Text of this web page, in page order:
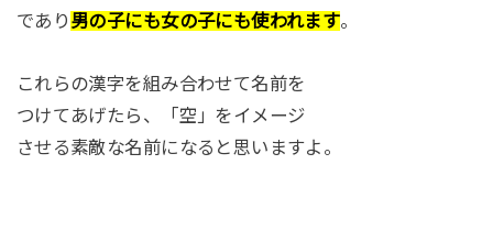
であり 男の子にも女の子にも使われます。
これらの漢字を組み合わせて名前を
つけてあげたら、「空」をイメージ
させる素敵な名前になると思いますよ。